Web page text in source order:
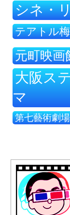
シネ・
テアトル
元町映画
大阪ス
マ
第七藝術劇場